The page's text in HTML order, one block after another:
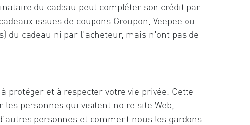
du cadeau peut compléter son crédit par
issues de coupons Groupon, Veepee ou
du cadeau ni par l'acheteur, mais n'ont pas de
à protéger et à respecter votre vie privée. Cette
personnes qui visitent notre site Web,
personnes et comment nous les gardons